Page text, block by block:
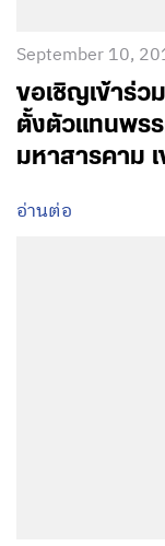
September 10,
ขอเชิญเข้าร่ว
ตั้งตัวแทนพรร
มหาสารคาม
อ่านต่อ